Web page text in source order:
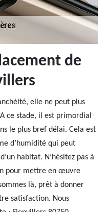
de
elle ne peut plus
ce stade, il est primordial
le plus bref délai. Cela est
d’humidité qui peut
habitat. N’hésitez pas à
pour mettre en œuvre
là, prêt à donner
satisfaction. Nous